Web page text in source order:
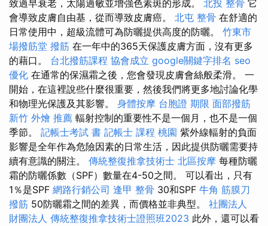
致過早衰老，太陽過敏並增強色素斑的形成。 北投 整骨 它
會導致皮膚自由基，從而導致皮膚癌。 北屯 整骨 在舒適的
日常使用中，超級流體可為防曬提供高度的防曬。 竹東市
場撥筋堂 撥筋 在一年中的365天保護皮膚方面，沒有更多
的藉口。 台北撥筋課程 協會成立 google關鍵字排名 seo
優化 在通常的保濕霜之後，您會發現皮膚會絲般柔滑。 一
開始，在這裡說些什麼很重要，然後我們將更多地討論化學
和物理光保護及其影響。 身體按摩 台胞證 期限 面部撥筋
新竹 外燴 推薦 輻射控制的重要性不是一個月，也不是一個
季節。 記帳士考試 書 記帳士 課程 桃園 紫外線輻射的負面
影響是全年作為危險因素的日常生活，因此提供防曬需要持
續有意識的關注。 傳統整復推拿技術士 北區按摩 每種防曬
霜的防曬係數（SPF）數量在4-50之間。 可以看出，只有
1％是SPF 網路行銷公司 逢甲 整骨 30和SPF 牛角 筋膜刀
撥筋 50防曬霜之間的差異，而價格並非典型。 社團法人
財團法人 傳統整復推拿技術士證照班2023 此外，還可以看